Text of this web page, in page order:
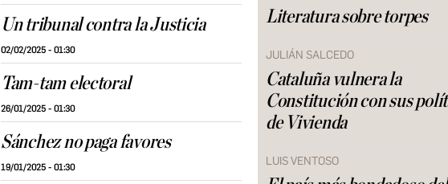
Un tribunal contra la Justicia
02/02/2025 - 01:30
Tam-tam electoral
26/01/2025 - 01:30
Sánchez no paga favores
19/01/2025 - 01:30
Literatura sobre torpes
JULIÁN SALCEDO
Cataluña vulnera la
Constitución con sus
de Vivienda
LUIS VENTOSO